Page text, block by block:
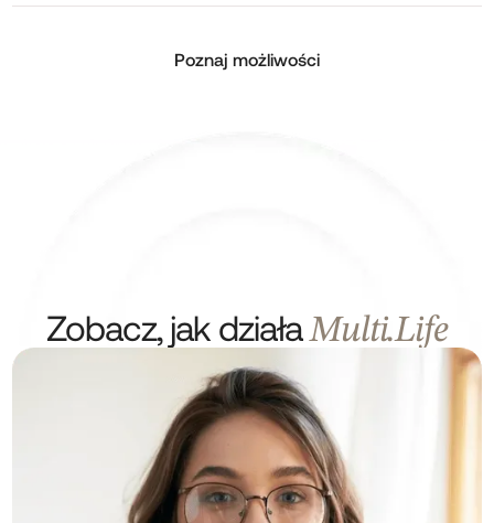
Poznaj możliwości
Zobacz, jak działaMulti.Life